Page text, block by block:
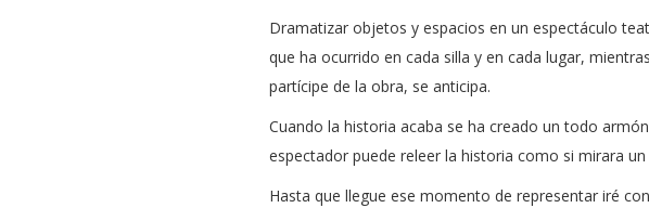
Dramatizar objetos y espacios en un espectáculo
que ha ocurrido en cada silla y en cada lugar,
partícipe de la obra, se anticipa.
Cuando la historia acaba se ha creado un todo
espectador puede releer la historia como si mirara un
Hasta que llegue ese momento de representar iré